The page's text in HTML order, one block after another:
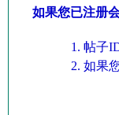
如果您已注册
帖子
如果